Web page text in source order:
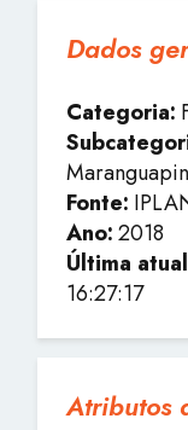
Dados
Categoria:
Fonte:
Ano:2018
Última
16:27:17
Atributos